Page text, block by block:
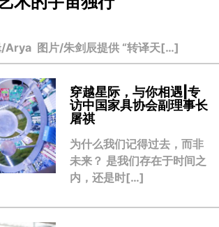
Arya 图片/朱剑辰提供 “转译天[…]
穿越星际，与你相遇|专
访中国家具协会副理事长
屠祺
为什么我们记得过去，而非
未来？ 是我们存在于时间之
内，还是时[…]